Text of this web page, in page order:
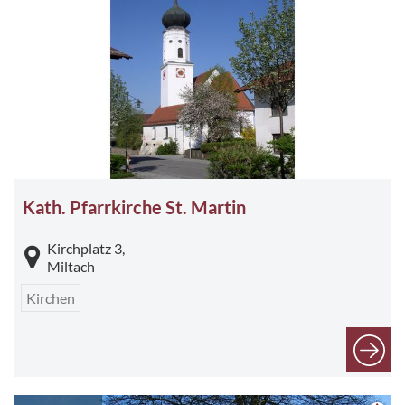
Kath. Pfarrkirche St. Martin
Kirchplatz 3,
Miltach
Kirchen